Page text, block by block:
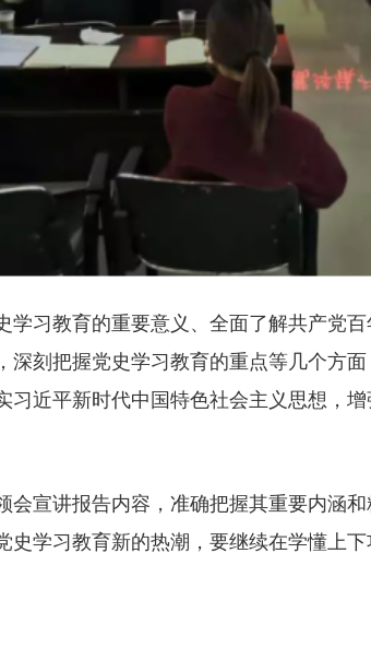
学习教育的重要意义、全面了解共产党
深刻把握党史学习教育的重点等几个方
习近平新时代中国特色社会主义思想，增
会宣讲报告内容，准确把握其重要内涵
史学习教育新的热潮，要继续在学懂上